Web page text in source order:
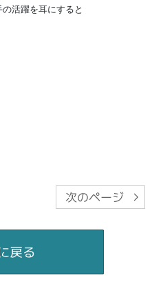
活躍を耳にすると